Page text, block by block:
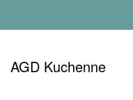
AGD Kuchenne